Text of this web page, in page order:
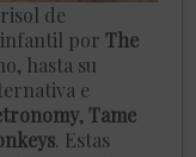
de
infantil porThe
hasta su
e
,Tame
. Estas